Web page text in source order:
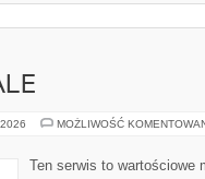
MOŻLIWOŚĆ
Ten serwis to wartościowe